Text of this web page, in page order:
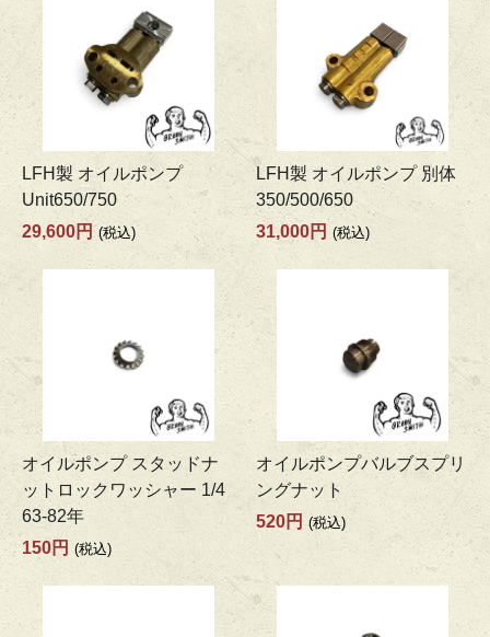
LFH製 オイルポンプ
Unit650/750
29,600円 (税込)
LFH製 オイルポンプ 別体
350/500/650
31,000円 (税込)
オイルポンプ スタッドナ
ットロックワッシャー 1/4
63-82年
150円 (税込)
オイルポンプバルブスプリ
ングナット
520円 (税込)